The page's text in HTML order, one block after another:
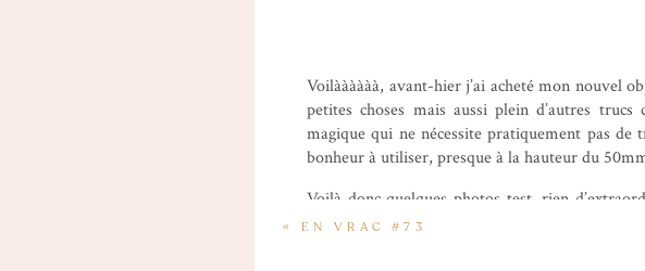
Voilàààààà, avant-hier j’ai acheté mon nouvel
petites choses mais aussi plein d’autres
magique qui ne nécessite pratiquement pas
bonheur à utiliser, presque à la hauteur du
Voilà donc quelques photos test, rien
mais je m’éclate et compte bien profiter de cet
« EN VRAC #73